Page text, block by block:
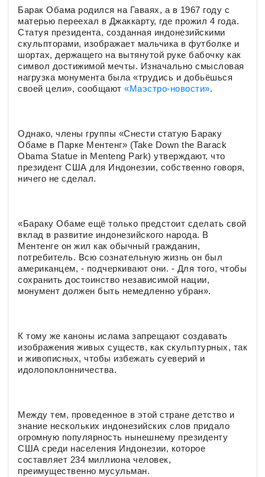
Барак Обама родился на Гаваях, а в 1967 году с
матерью переехал в Джаккарту, где прожил 4 года.
Статуя президента, созданная индонезийскими
скульпторами, изображает мальчика в футболке и
шортах, держащего на вытянутой руке бабочку как
символ достижимой мечты. Изначально смысловая
нагрузка монумента была «трудись и добьёшься
своей цели», сообщают «Маэстро-новости».
Однако, члены группы «Снести статую Бараку
Обаме в Парке Ментенг» (Take Down the Barack
Obama Statue in Menteng Park) утверждают, что
президент США для Индонезии, собственно говоря,
ничего не сделал.
«Бараку Обаме ещё только предстоит сделать свой
вклад в развитие индонезийского народа. В
Ментенге он жил как обычный гражданин,
потребитель. Всю сознательную жизнь он был
американцем, - подчеркивают они. - Для того, чтобы
сохранить достоинство независимой нации,
монумент должен быть немедленно убран».
К тому же каноны ислама запрещают создавать
изображения живых существ, как скульптурных, так
и живописных, чтобы избежать суеверий и
идолопоклонничества.
Между тем, проведенное в этой стране детство и
знание нескольких индонезийских слов придало
огромную популярность нынешнему президенту
США среди населения Индонезии, которое
составляет 234 миллиона человек,
преимущественно мусульман.